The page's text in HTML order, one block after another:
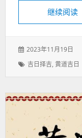
继续阅读
发
于：
2023年11月19日
标
吉日择吉,黄道吉日